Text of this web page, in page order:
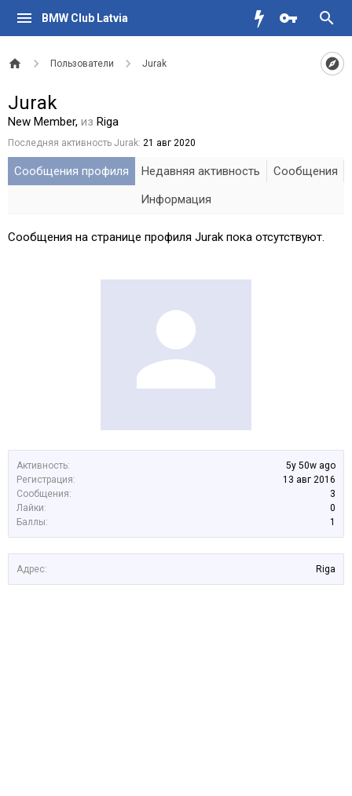
BMW Club Latvia
Пользователи Jurak
Активность:
5y 50w ago
Регистрация:
13 авг 2016
Сообщения:
3
Лайки:
0
Баллы:
1
Адрес: Riga
Jurak
New Member, из Riga
Последняя активность Jurak: 21 авг 2020
Сообщения профиля Недавняя активность
Сообщения
Информация
Сообщения на странице профиля Jurak пока отсутствуют.